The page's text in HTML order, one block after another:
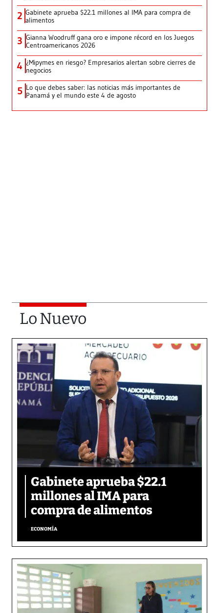
2 Gabinete aprueba $22.1 millones al IMA para compra de
alimentos
3 Gianna Woodruff gana oro e impone récord en los Juegos
Centroamericanos 2026
4 ¿Mipymes en riesgo? Empresarios alertan sobre cierres de
negocios
5 Lo que debes saber: las noticias más importantes de
Panamá y el mundo este 4 de agosto
Lo Nuevo
Gabinete aprueba $22.1
millones al IMA para
compra de alimentos
ECONOMÍA